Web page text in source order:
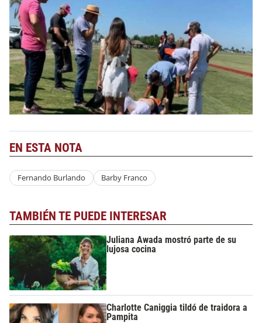
EN ESTA NOTA
Fernando Burlando Barby Franco
TAMBIÉN TE PUEDE INTERESAR
Juliana Awada mostró parte de su
lujosa cocina
Charlotte Caniggia tildó de traidora a
Pampita